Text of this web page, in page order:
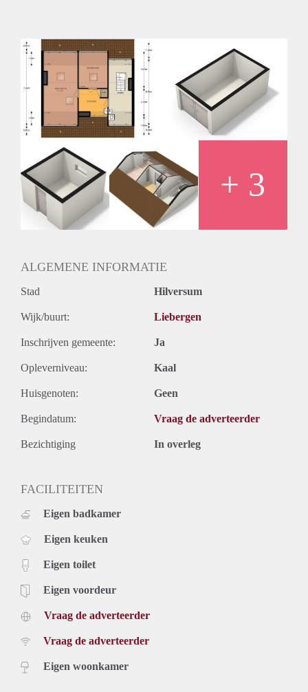
Inkomen eis
3,1 X Maandhuur Bruto
Huurtermijn
Onbepaalde termijn
Oplevering
Kaal
+ 3
ALGEMENE INFORMATIE
Stad Hilversum
Wijk/buurt: Liebergen
Inschrijven gemeente: Ja
Opleverniveau: Kaal
Huisgenoten: Geen
Begindatum: Vraag de adverteerder
Bezichtiging In overleg
FACILITEITEN
Eigen badkamer
Eigen keuken
Eigen toilet
Eigen voordeur
Vraag de adverteerder
Vraag de adverteerder
Eigen woonkamer